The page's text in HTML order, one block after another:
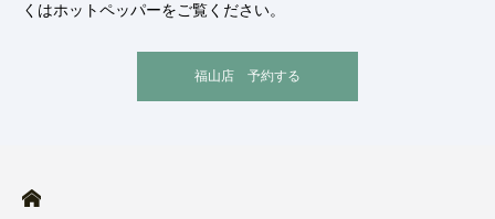
くはホットペッパーをご覧ください。
福山店 予約する